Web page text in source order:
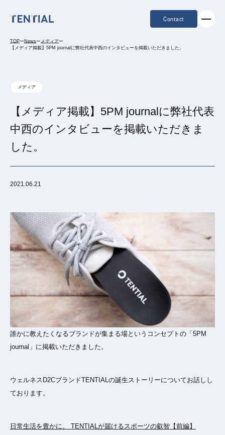
Contact
TOPーNewsーメディアー
【メディア掲載】5PM journalに弊社代表中西のインタビューを掲載いただきました。
メディア
【メディア掲載】5PM journalに弊社代表
中西のインタビューを掲載いただきま
した。
2021.06.21
誰かに教えたくなるブランドが集まる場というコンセプトの「5PM
journal」に掲載いただきました。
ウェルネスD2CブランドTENTIALの誕生ストーリーについてお話しし
ております。
日常生活を豊かに。 TENTIALが届けるスポーツの叡智【前編】